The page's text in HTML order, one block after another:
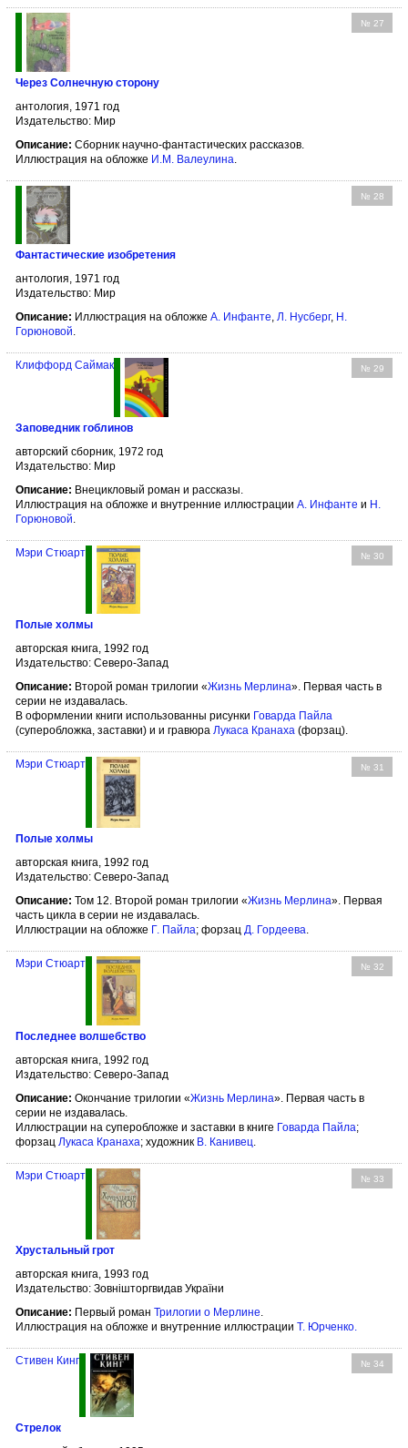
№ 27
Через Солнечную сторону
антология, 1971 год
Издательство: Мир
Описание: Сборник научно-фантастических рассказов.
Иллюстрация на обложке И.М. Валеулина
№ 28
Фантастические изобретения
антология, 1971 год
Издательство: Мир
Описание: Иллюстрация на обложке А. Инфанте, Л. Нусберг, Н.
Горюновой.
№ 29
Клиффорд Саймак
Заповедник гоблинов
авторский сборник, 1972 год
Издательство: Мир
Описание: Внецикловый роман и рассказы.
Иллюстрация на обложке и внутренние иллюстрации А. Инфанте и Н.
Горюновой.
№ 30
Мэри Стюарт
Полые холмы
авторская книга, 1992 год
Издательство: Северо-Запад
Описание: Второй роман трилогии «Жизнь Мерлина». Первая часть в
серии не издавалась.
В оформлении книги использованны рисунки Говарда Пайла
(суперобложка, заставки) и и гравюра Лукаса Кранаха (форзац).
№ 31
Мэри Стюарт
Полые холмы
авторская книга, 1992 год
Издательство: Северо-Запад
Описание: Том 12. Второй роман трилогии «Жизнь Мерлина». Первая
часть цикла в серии не издавалась.
Иллюстрации на обложке Г. Пайла; форзац Д. Гордеева.
№ 32
Мэри Стюарт
Последнее волшебство
авторская книга, 1992 год
Издательство: Северо-Запад
Описание: Окончание трилогии «Жизнь Мерлина». Первая часть в
серии не издавалась.
Иллюстрации на суперобложке и заставки в книге Говарда Пайла;
форзац Лукаса Кранаха; художник В. Канивец.
№ 33
Мэри Стюарт
Хрустальный грот
авторская книга, 1993 год
Издательство: Зовнішторгвидав України
Описание: Первый роман Трилогии о Мерлине
Иллюстрация на обложке и внутренние иллюстрации Т. Юрченко
№ 34
Стивен Кинг
Стрелок